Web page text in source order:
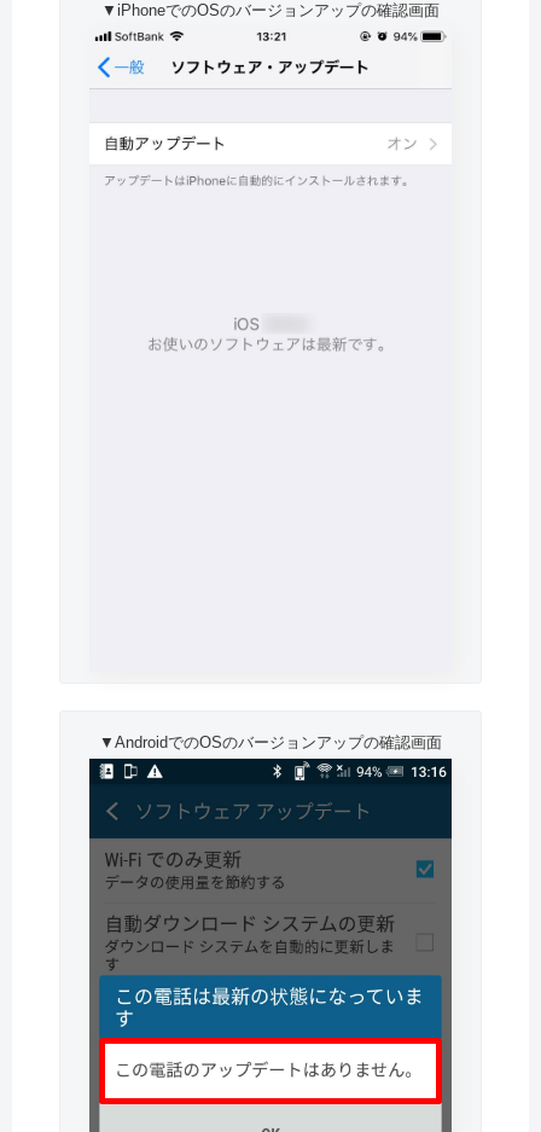
▼iPhoneでのOSのバージョンアップの確認画面
▼AndroidでのOSのバージョンアップの確認画面